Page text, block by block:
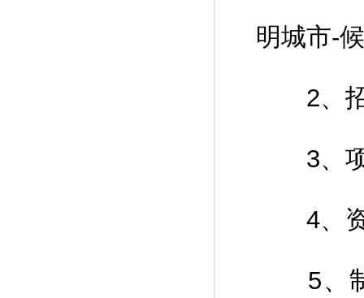
明城市-
2、招
3、项
4、资
5、制